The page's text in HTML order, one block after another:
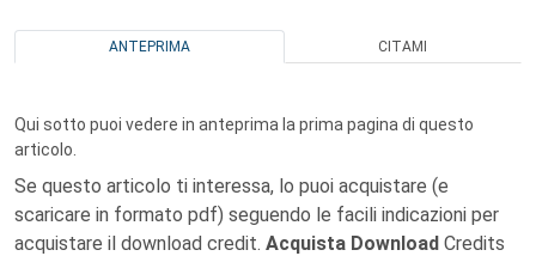
ANTEPRIMA CITAMI
Qui sotto puoi vedere in anteprima la prima pagina di questo
articolo.
Se questo articolo ti interessa, lo puoi acquistare (e
scaricare in formato pdf) seguendo le facili indicazioni per
acquistare il download credit. Acquista Download Credits